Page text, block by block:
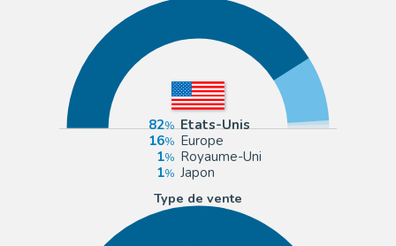
82
Etats-Unis
16
Europe
1
Royaume-Uni
1
Japon
Type de vente